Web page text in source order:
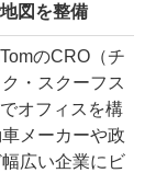
図を整備
のCRO（チ
・スクーフス
オフィスを構
メーカーや政
広い企業にビ